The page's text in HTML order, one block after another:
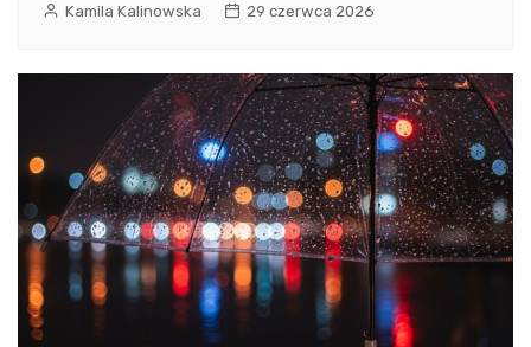
Kamila Kalinowska 29 czerwca 2026